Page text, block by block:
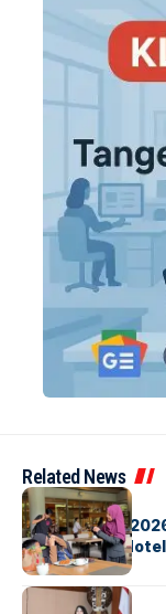
Related News
BERITAINDEX
GM For A Day
Operasional
BANDARA BERITA